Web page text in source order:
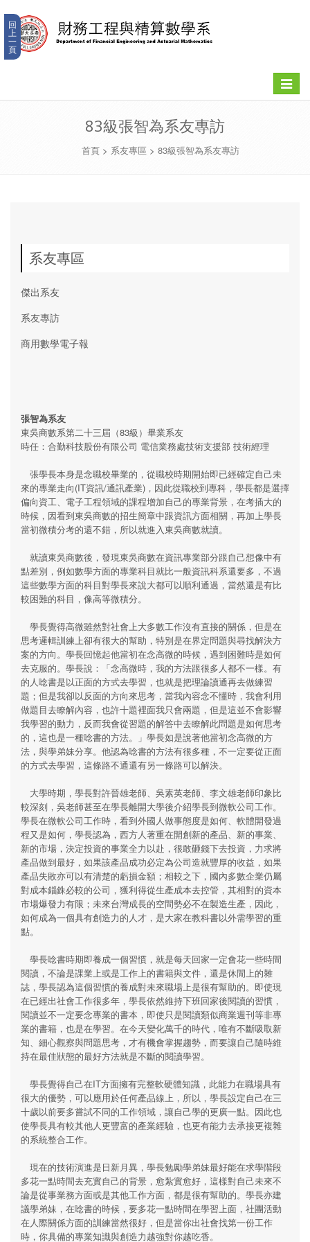
回
上
一
頁
Toggle
83級張智為系友專訪
首頁> 系友專區 > 83級張智為系友專訪
系友專區
傑出系友
系友專訪
商用數學電子報
張智為系友
東吳商數系第二十三屆（83級）畢業系友
時任：合勤科技股份有限公司 電信業務處技術支援部 技術經理
張學長本身是念職校畢業的，從職校時期開始即已經確定自己未
來的專業走向(IT資訊/通訊產業)，因此從職校到專科，學長都是選擇
偏向資工、電子工程領域的課程增加自己的專業背景，在考插大的
時候，因看到東吳商數的招生簡章中跟資訊方面相關，再加上學長
當初微積分考的還不錯，所以就進入東吳商數就讀。
就讀東吳商數後，發現東吳商數在資訊專業部分跟自己想像中有
點差別，例如數學方面的專業科目就比一般資訊科系還要多，不過
這些數學方面的科目對學長來說大都可以順利通過，當然還是有比
較困難的科目，像高等微積分。
學長覺得高微雖然對社會上大多數工作沒有直接的關係，但是在
思考邏輯訓練上卻有很大的幫助，特別是在界定問題與尋找解決方
案的方向。學長回憶起他當初在念高微的時候，遇到困難時是如何
去克服的。學長說：「念高微時，我的方法跟很多人都不一樣。有
的人唸書是以正面的方式去學習，也就是把理論讀通再去做練習
題；但是我卻以反面的方向來思考，當我內容念不懂時，我會利用
做題目去瞭解內容，也許十題裡面我只會兩題，但是這並不會影響
我學習的動力，反而我會從習題的解答中去瞭解此問題是如何思考
的，這也是一種唸書的方法。」學長如是說著他當初念高微的方
法，與學弟妹分享。他認為唸書的方法有很多種，不一定要從正面
的方式去學習，這條路不通還有另一條路可以解決。
大學時期，學長對許晉雄老師、吳素英老師、李文雄老師印象比
較深刻，吳老師甚至在學長離開大學後介紹學長到微軟公司工作。
學長在微軟公司工作時，看到外國人做事態度是如何、軟體開發過
程又是如何，學長認為，西方人著重在開創新的產品、新的事業、
新的市場，決定投資的事業全力以赴，很敢砸錢下去投資，力求將
產品做到最好，如果該產品成功必定為公司造就豐厚的收益，如果
產品失敗亦可以有清楚的虧損金額；相較之下，國內多數企業仍屬
對成本錙銖必較的公司，獲利得從生產成本去控管，其相對的資本
市場爆發力有限；未來台灣成長的空間勢必不在製造生產，因此，
如何成為一個具有創造力的人才，是大家在教科書以外需學習的重
點。
學長唸書時期即養成一個習慣，就是每天回家一定會花一些時間
閱讀，不論是課業上或是工作上的書籍與文件，還是休閒上的雜
誌，學長認為這個習慣的養成對未來職場上是很有幫助的。即使現
在已經出社會工作很多年，學長依然維持下班回家後閱讀的習慣，
閱讀並不一定要念專業的書本，即使只是閱讀類似商業週刊等非專
業的書籍，也是在學習。在今天變化萬千的時代，唯有不斷吸取新
知、細心觀察與問題思考，才有機會掌握趨勢，而要讓自己隨時維
持在最佳狀態的最好方法就是不斷的閱讀學習。
學長覺得自己在IT方面擁有完整軟硬體知識，此能力在職場具有
很大的優勢，可以應用於任何產品線上，所以，學長設定自己在三
十歲以前要多嘗試不同的工作領域，讓自己學的更廣一點。因此也
使學長具有較其他人更豐富的產業經驗，也更有能力去承接更複雜
的系統整合工作。
現在的技術演進是日新月異，學長勉勵學弟妹最好能在求學階段
多花一點時間去充實自己的背景，愈紮實愈好，這樣對自己未來不
論是從事業務方面或是其他工作方面，都是很有幫助的。學長亦建
議學弟妹，在唸書的時候，要多花一點時間在學習上面，社團活動
在人際關係方面的訓練當然很好，但是當你出社會找第一份工作
時，你具備的專業知識與創造力越強對你越吃香。